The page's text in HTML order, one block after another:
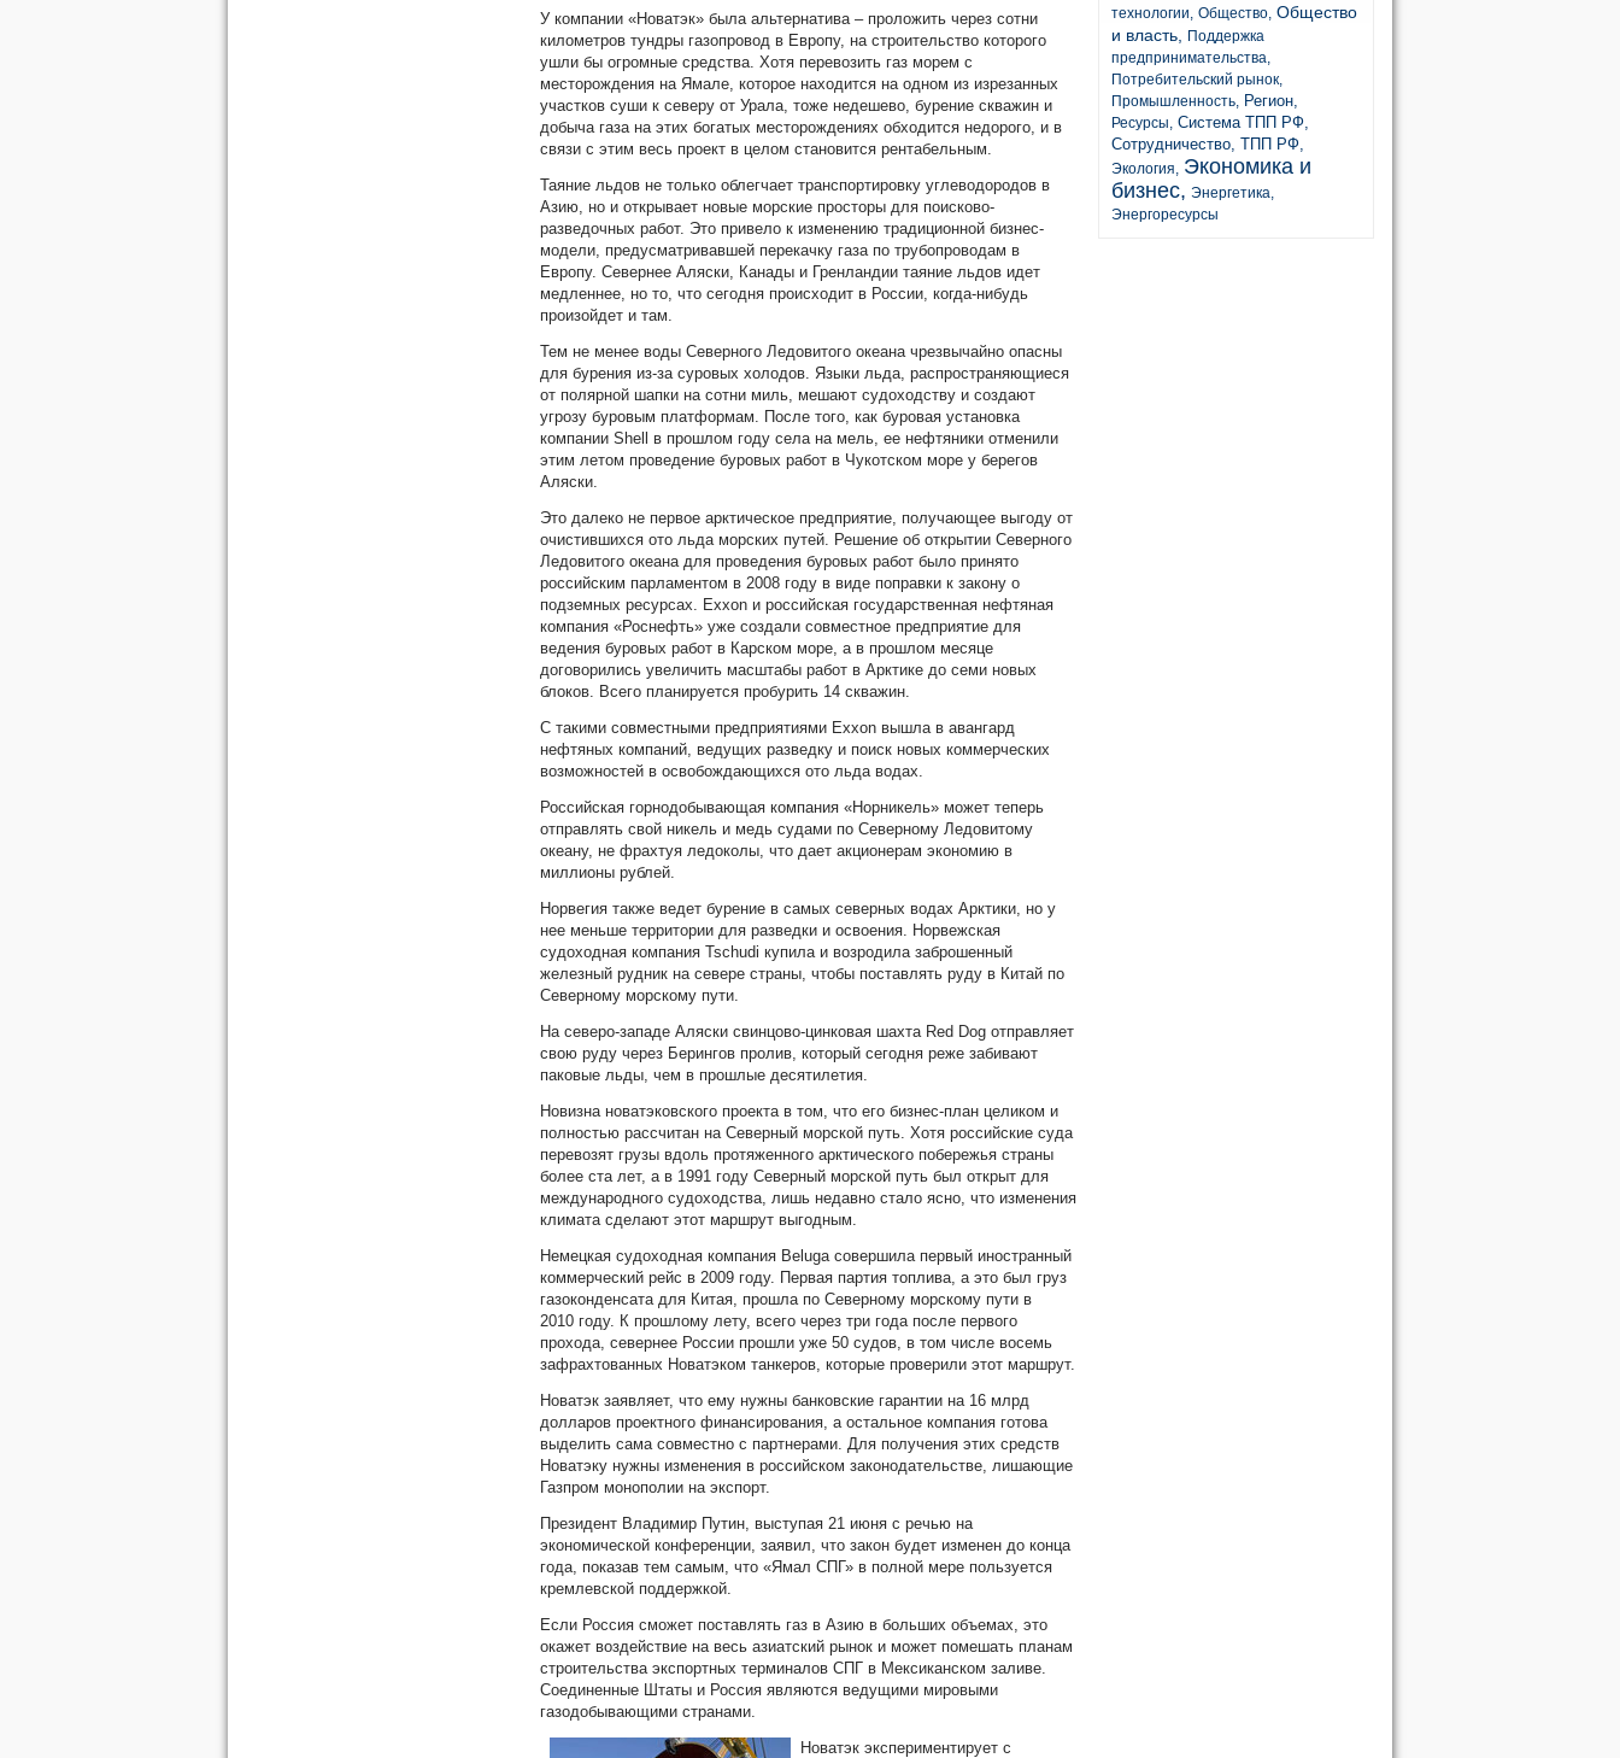
У компании «Новатэк» была альтернатива – проложить через сотни
километров тундры газопровод в Европу, на строительство которого
ушли бы огромные средства. Хотя перевозить газ морем с
месторождения на Ямале, которое находится на одном из изрезанных
участков суши к северу от Урала, тоже недешево, бурение скважин и
добыча газа на этих богатых месторождениях обходится недорого, и в
связи с этим весь проект в целом становится рентабельным.
Таяние льдов не только облегчает транспортировку углеводородов в
Азию, но и открывает новые морские просторы для поисково-
разведочных работ. Это привело к изменению традиционной бизнес-
модели, предусматривавшей перекачку газа по трубопроводам в
Европу. Севернее Аляски, Канады и Гренландии таяние льдов идет
медленнее, но то, что сегодня происходит в России, когда-нибудь
произойдет и там.
Тем не менее воды Северного Ледовитого океана чрезвычайно опасны
для бурения из-за суровых холодов. Языки льда, распространяющиеся
от полярной шапки на сотни миль, мешают судоходству и создают
угрозу буровым платформам. После того, как буровая установка
компании Shell в прошлом году села на мель, ее нефтяники отменили
этим летом проведение буровых работ в Чукотском море у берегов
Аляски.
Это далеко не первое арктическое предприятие, получающее выгоду от
очистившихся ото льда морских путей. Решение об открытии Северного
Ледовитого океана для проведения буровых работ было принято
российским парламентом в 2008 году в виде поправки к закону о
подземных ресурсах. Exxon и российская государственная нефтяная
компания «Роснефть» уже создали совместное предприятие для
ведения буровых работ в Карском море, а в прошлом месяце
договорились увеличить масштабы работ в Арктике до семи новых
блоков. Всего планируется пробурить 14 скважин.
С такими совместными предприятиями Exxon вышла в авангард
нефтяных компаний, ведущих разведку и поиск новых коммерческих
возможностей в освобождающихся ото льда водах.
Российская горнодобывающая компания «Норникель» может теперь
отправлять свой никель и медь судами по Северному Ледовитому
океану, не фрахтуя ледоколы, что дает акционерам экономию в
миллионы рублей.
Норвегия также ведет бурение в самых северных водах Арктики, но у
нее меньше территории для разведки и освоения. Норвежская
судоходная компания Tschudi купила и возродила заброшенный
железный рудник на севере страны, чтобы поставлять руду в Китай по
Северному морскому пути.
На северо-западе Аляски свинцово-цинковая шахта Red Dog отправляет
свою руду через Берингов пролив, который сегодня реже забивают
паковые льды, чем в прошлые десятилетия.
Новизна новатэковского проекта в том, что его бизнес-план целиком и
полностью рассчитан на Северный морской путь. Хотя российские суда
перевозят грузы вдоль протяженного арктического побережья страны
более ста лет, а в 1991 году Северный морской путь был открыт для
международного судоходства, лишь недавно стало ясно, что изменения
климата сделают этот маршрут выгодным.
Немецкая судоходная компания Beluga совершила первый иностранный
коммерческий рейс в 2009 году. Первая партия топлива, а это был груз
газоконденсата для Китая, прошла по Северному морскому пути в
2010 году. К прошлому лету, всего через три года после первого
прохода, севернее России прошли уже 50 судов, в том числе восемь
зафрахтованных Новатэком танкеров, которые проверили этот маршрут.
Новатэк заявляет, что ему нужны банковские гарантии на 16 млрд
долларов проектного финансирования, а остальное компания готова
выделить сама совместно с партнерами. Для получения этих средств
Новатэку нужны изменения в российском законодательстве, лишающие
Газпром монополии на экспорт.
Президент Владимир Путин, выступая 21 июня с речью на
экономической конференции, заявил, что закон будет изменен до конца
года, показав тем самым, что «Ямал СПГ» в полной мере пользуется
кремлевской поддержкой.
Если Россия сможет поставлять газ в Азию в больших объемах, это
окажет воздействие на весь азиатский рынок и может помешать планам
строительства экспортных терминалов СПГ в Мексиканском заливе.
Соединенные Штаты и Россия являются ведущими мировыми
газодобывающими странами.
Новатэк экспериментирует с
технологии, Общество, Общество
и власть,
Поддержка
предпринимательства,
Потребительский рынок,
Промышленность, Регион,
Ресурсы, Система ТПП РФ,
Сотрудничество, ТПП РФ,
Экология, Экономика и
бизнес, Энергетика,
Энергоресурсы